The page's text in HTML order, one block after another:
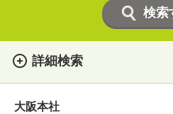
詳細検索
・性別
大阪本社